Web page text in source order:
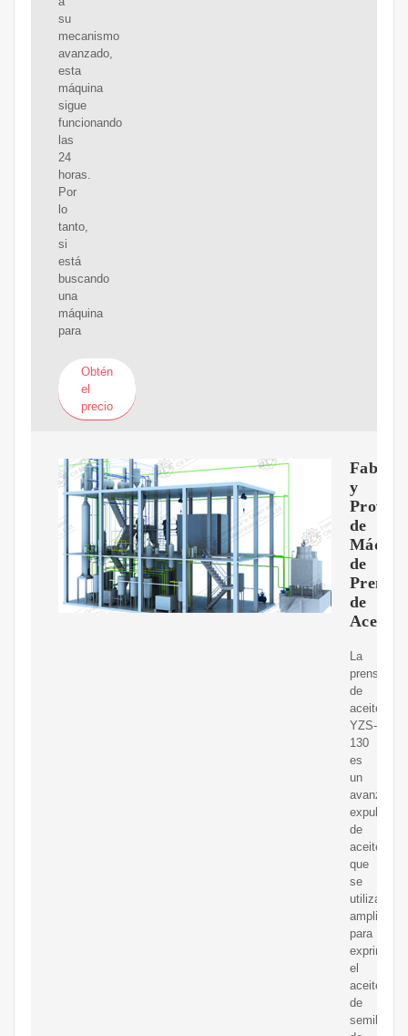
su
mecanismo
avanzado,
esta
máquina
sigue
funcionando
las
24
horas.
Por
lo
tanto,
si
está
buscando
una
máquina
para
Obtén
el
precio
y
de
de
Prensa
de
Aceite
La
prensa
de
aceite
YZS-
130
es
un
avanzado
expulsor
de
aceite
que
se
utiliza
para
exprimir
el
aceite
de
semilla